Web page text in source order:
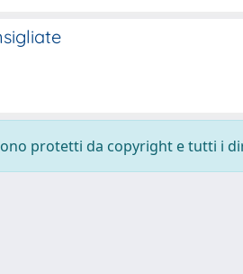
protetti da copyright e tutti i